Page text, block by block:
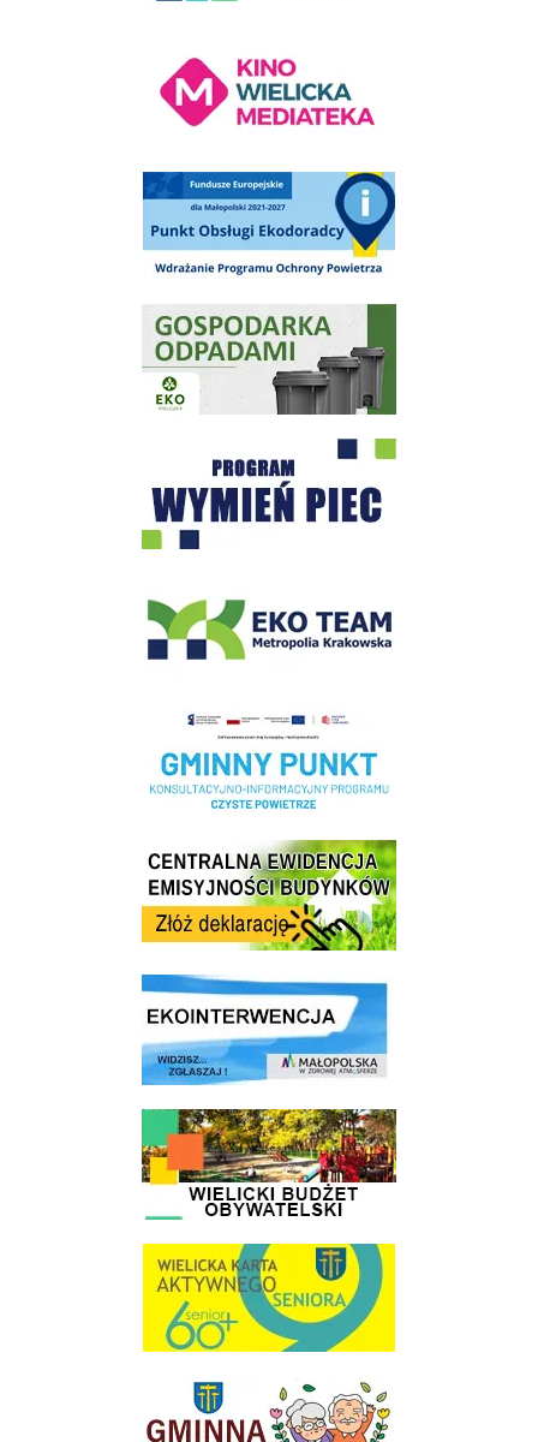
Punkt Obsługi Ekodoradcy Wieliczka
Gospodarka odpadami na terenie Miasta i Gminy Wieliczka
Program "Czyste Powietrze" - Wieliczka
Realizacja Programu Czyste Powietrze w Gminie Wieliczka
Centrala Ewidencja Emisyjności Budynków - złóż deklarację
link do strony ekointerwencja dot.- powietrza
link do strony - Wielicki Budżet Obywatelski
link do strony Wielicka Karta Aktywnego Seniora
link do strony Gminnej Rady Seniorow - Wieliczka